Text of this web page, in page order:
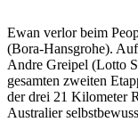
Ewan verlor beim
(Bora-Hansgrohe). Auf
Andre Greipel (Lotto
gesamten zweiten
der drei 21 Kilometer
Australier